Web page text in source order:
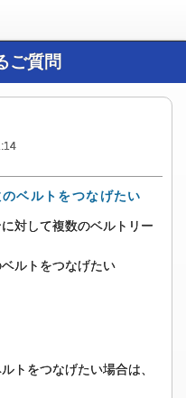
ご質問
ベルトをつなげたい
対して複数のベルトリー
ルトをつなげたい
トをつなげたい場合は、